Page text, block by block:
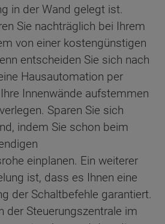
in der Wand gelegt ist.
Sie nachträglich bei Ihrem
von einer kostengünstigen
entscheiden Sie sich nach
Hausautomation per
Innenwände aufstemmen
Sparen Sie sich
indem Sie schon beim
einplanen. Ein weiterer
ist, dass es Ihnen eine
der Schaltbefehle garantiert.
der Steuerungszentrale im